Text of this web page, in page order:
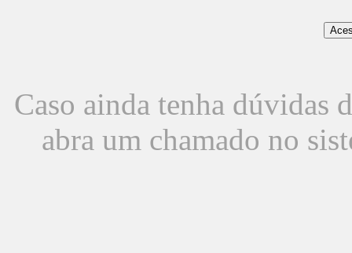
Caso ainda tenha dúvidas
abra um chamado no